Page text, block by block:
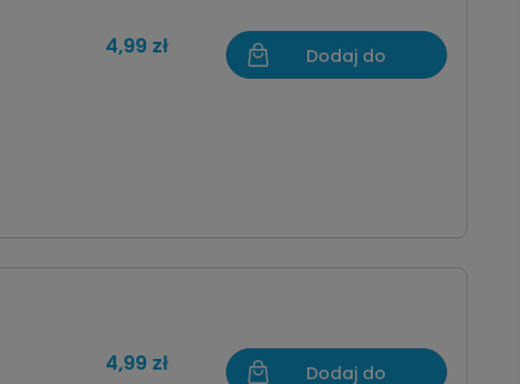
4,99 zł
Dodaj do
4,99 zł
Dodaj do